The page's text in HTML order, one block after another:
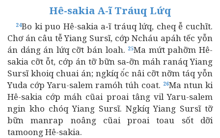
Hê-sakia A‑ĩ Tráuq Lứq
24Bo ki puo Hê-sakia a‑ĩ tráuq lứq, cheq ễ cuchĩt.
Chơ án câu tễ Yiang Sursĩ, cớp Ncháu apáh tếc yỗn
án dáng án lứq cỡt bán loah. 25Ma mứt pahỡm Hê-
sakia cỡt ỗt, cớp án tỡ bữn sa‑ỡn máh ranáq Yiang
Sursĩ khoiq chuai án; ngkíq ŏ́c nâi cỡt nỡm táq yỗn
Yuda cớp Yaru-salem ramóh túh coat. 26Ma ntun ki
Hê-sakia cớp máh cũai proai tâng vil Yaru-salem
ngin kho chóq Yiang Sursĩ. Ngkíq Yiang Sursĩ tỡ
bữn manrap noâng cũai proai toau sốt dỡi
tamoong Hê-sakia.